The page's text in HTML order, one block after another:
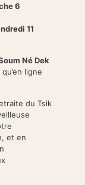
6
11
Né Dek
ligne
du Tsik
et en